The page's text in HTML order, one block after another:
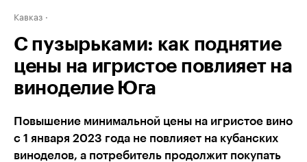
Кавказ
С пузырьками: как поднятие
цены на игристое повлияет на
виноделие Юга
Повышение минимальной цены на игристое вино
с 1 января 2023 года не повлияет на кубанских
виноделов, а потребитель продолжит покупать